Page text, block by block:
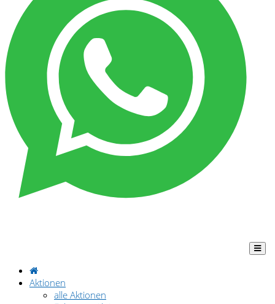
Aktionen
alle Aktionen